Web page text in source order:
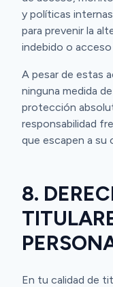
y políticas
para prevenir la
indebido o
A pesar de estas
ninguna medida
protección
responsabilidad
que escapen a su
8.
En tu calidad de